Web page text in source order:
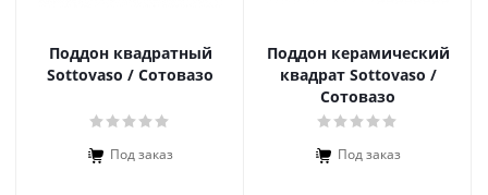
Поддон квадратный
Sottovaso / Сотовазо
Под заказ
Поддон керамический
квадрат Sottovaso /
Сотовазо
Под заказ